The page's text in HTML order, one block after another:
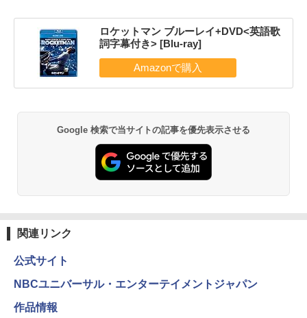
ロケットマン ブルーレイ+DVD<英語歌
詞字幕付き> [Blu-ray]
Google 検索で当サイトの記事を優先表示させる
関連リンク
公式サイト
NBCユニバーサル・エンターテイメントジャパン
作品情報